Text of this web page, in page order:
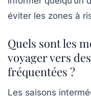
éviter les zones à
Quels sont les
voyager vers
fréquentées ?
Les saisons